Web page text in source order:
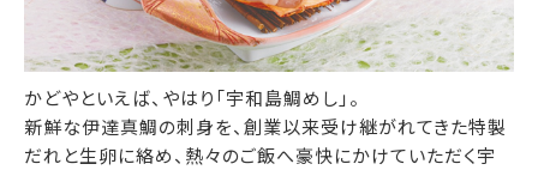
かどやといえば、やはり「宇和島鯛めし」。
新鮮な伊達真鯛の刺身を、創業以来受け継がれてきた特製
だれと生卵に絡め、熱々のご飯へ豪快にかけていただく宇